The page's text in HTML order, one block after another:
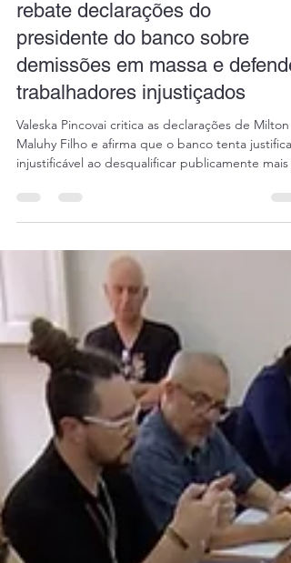
Coordenadora da COE Itaú
rebate declarações do
presidente do banco sobre
demissões em massa e defende
trabalhadores injustiçados
Valeska Pincovai critica as declarações de Milton
injustificável ao desqualificar publicamente mais
mil trabalhadores demitidos A coordenadora da
do Itaú, Valeska Pincovai, manifestou repúdio às
declarações feitas pelo presidente do banco,
Milton Maluhy Filho, durante o evento GAN
Summit 2025, em que o executivo afirmou que
parte dos mais de mil trabalhadores demitidos
sete